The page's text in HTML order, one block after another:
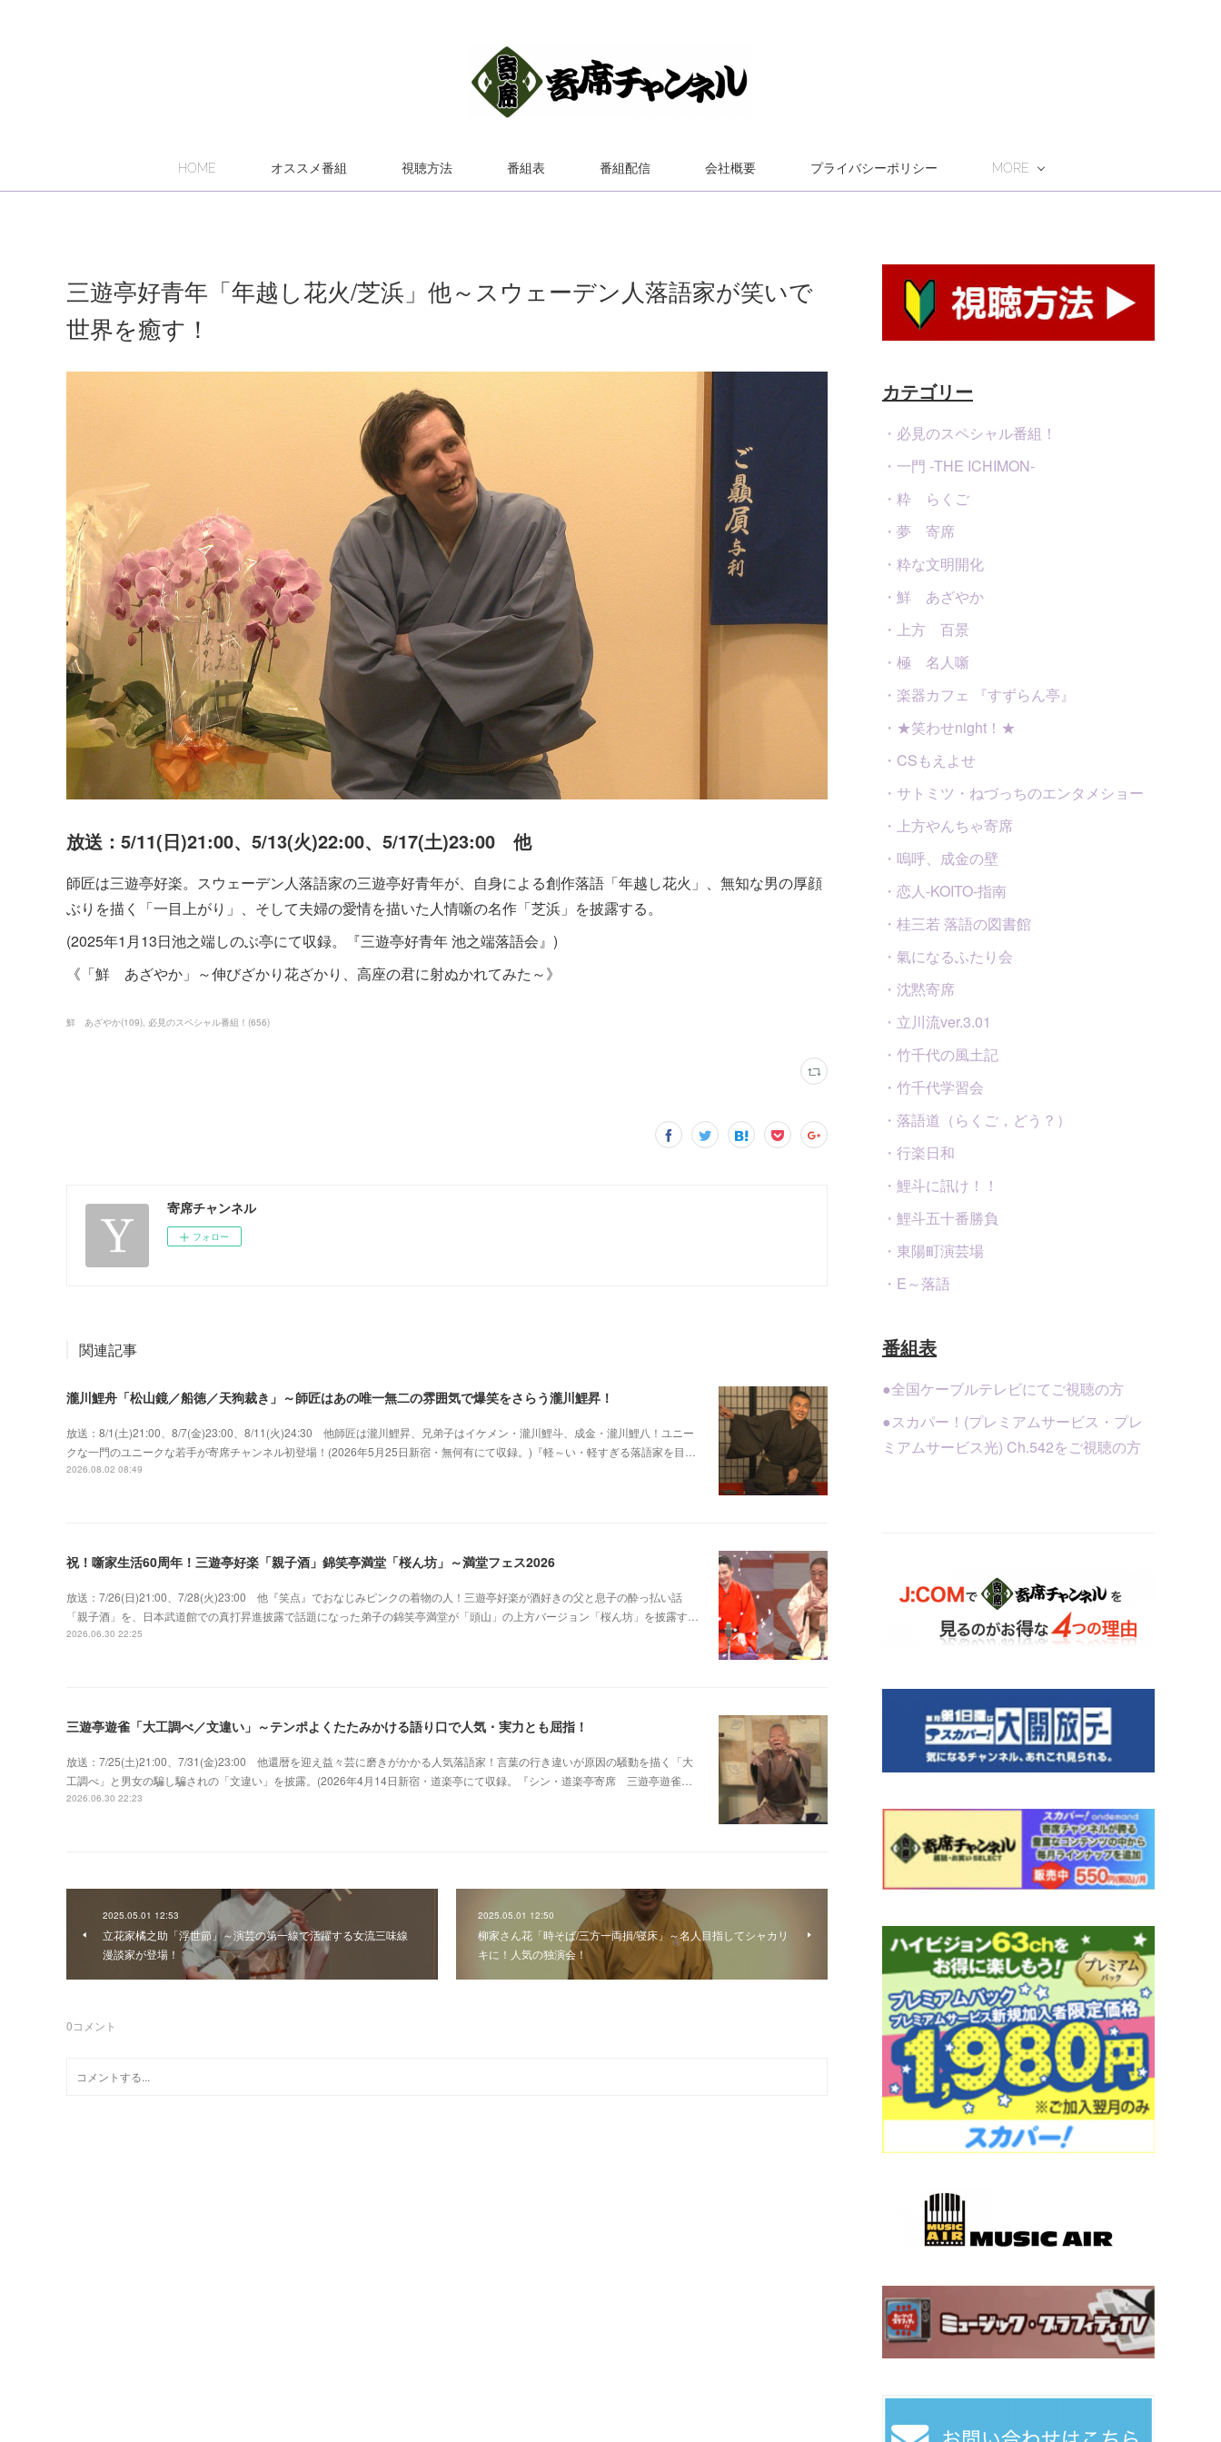
HOME オススメ番組 視聴方法 番組表 番組配信 会社概要 プライバシーポリシー MORE
三遊亭好青年「年越し花火/芝浜」他～スウェーデン人落語家が笑いで
世界を癒す！
放送：5/11(日)21:00、5/13(火)22:00、5/17(土)23:00 他
師匠は三遊亭好楽。スウェーデン人落語家の三遊亭好青年が、自身による創作落語「年越し花火」、無知な男の厚顔
ぶりを描く「一目上がり」、そして夫婦の愛情を描いた人情噺の名作「芝浜」を披露する。
(2025年1月13日池之端しのぶ亭にて収録。『三遊亭好青年 池之端落語会』)
《「鮮 あざやか」～伸びざかり花ざかり、高座の君に射ぬかれてみた～》
鮮 あざやか(109) 必見のスペシャル番組！ (656)
寄席チャンネル
フォロー
関連記事
瀧川鯉舟「松山鏡／船徳／天狗裁き」～師匠はあの唯一無二の雰囲気で爆笑をさらう瀧川鯉昇！
放送：8/1(土)21:00、8/7(金)23:00、8/11(火)24:30 他師匠は瀧川鯉昇、兄弟子はイケメン・瀧川鯉斗、成金・瀧川鯉八！ユニー
クな一門のユニークな若手が寄席チャンネル初登場！(2026年5月25日新宿・無何有にて収録。)『軽～い・軽すぎる落語家を目…
2026.08.02 08:49
祝！噺家生活60周年！三遊亭好楽「親子酒」錦笑亭満堂「桜ん坊」～満堂フェス2026
放送：7/26(日)21:00、7/28(火)23:00 他『笑点』でおなじみピンクの着物の人！三遊亭好楽が酒好きの父と息子の酔っ払い話
「親子酒」を、日本武道館での真打昇進披露で話題になった弟子の錦笑亭満堂が「頭山」の上方バージョン「桜ん坊」を披露す…
2026.06.30 22:25
三遊亭遊雀「大工調べ／文違い」～テンポよくたたみかける語り口で人気・実力とも屈指！
放送：7/25(土)21:00、7/31(金)23:00 他還暦を迎え益々芸に磨きがかかる人気落語家！言葉の行き違いが原因の騒動を描く「大
工調べ」と男女の騙し騙されの「文違い」を披露。(2026年4月14日新宿・道楽亭にて収録。『シン・道楽亭寄席 三遊亭遊雀…
2026.06.30 22:23
2025.05.01 12:53
立花家橘之助「浮世節」～演芸の第一線で活躍する女流三味線
漫談家が登場！
2025.05.01 12:50
柳家さん花「時そば/三方一両損/寝床」～名人目指してシャカリ
キに！人気の独演会！
0コメント
カテゴリー
・必見のスペシャル番組！
・一門 -THE ICHIMON-
・粋 らくご
・夢 寄席
・粋な文明開化
・鮮 あざやか
・上方 百景
・極 名人噺
・楽器カフェ 『すずらん亭』
・★笑わせnight！★
・CSもえよせ
・サトミツ・ねづっちのエンタメショー
・上方やんちゃ寄席
・嗚呼、成金の壁
・恋人-KOITO-指南
・桂三若 落語の図書館
・氣になるふたり会
・沈黙寄席
・立川流ver.3.01
・竹千代の風土記
・竹千代学習会
・落語道（らくご，どう？）
・行楽日和
・鯉斗に訊け！！
・鯉斗五十番勝負
・東陽町演芸場
・E～落語
番組表
●全国ケーブルテレビにてご視聴の方
●スカパー！(プレミアムサービス・プレ
ミアムサービス光) Ch.542をご視聴の方